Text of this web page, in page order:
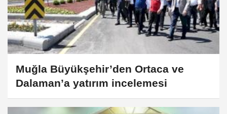
Muğla Büyükşehir’den Ortaca ve
Dalaman’a yatırım incelemesi